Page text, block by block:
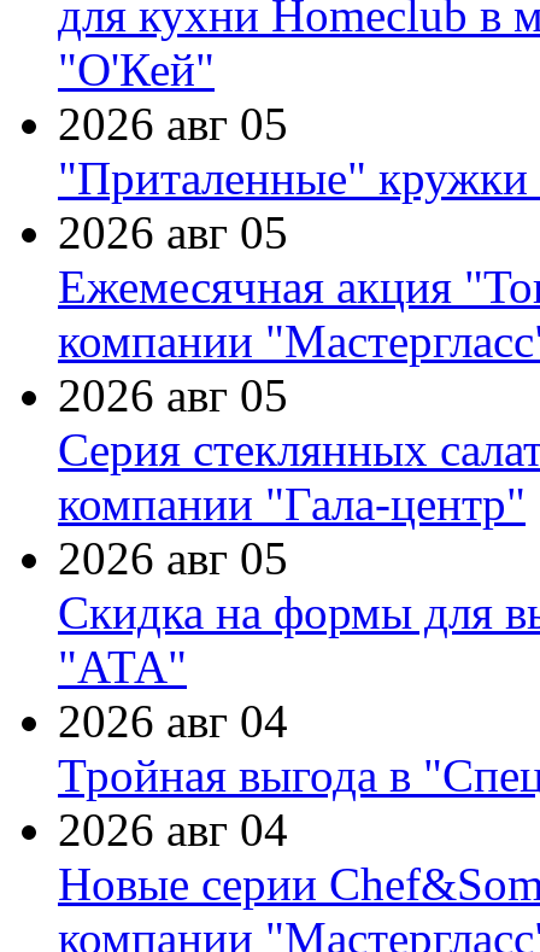
для кухни Homeclub в
"О'Кей"
2026 авг 05
"Приталенные" кружки
2026 авг 05
Ежемесячная акция
компании
2026 авг 05
Серия стеклянных
компании "Гала-центр"
2026 авг 05
Скидка на формы для
"АТА"
2026 авг 04
Тройная выгода в
2026 авг 04
Новые серии
компании